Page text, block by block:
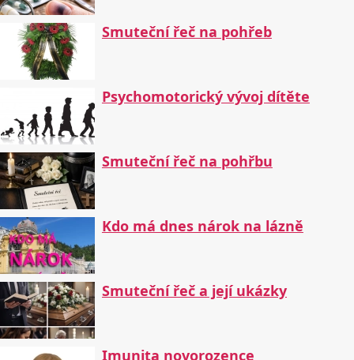
Smuteční řeč na pohřeb
Psychomotorický vývoj dítěte
Smuteční řeč na pohřbu
Kdo má dnes nárok na lázně
Smuteční řeč a její ukázky
Imunita novorozence